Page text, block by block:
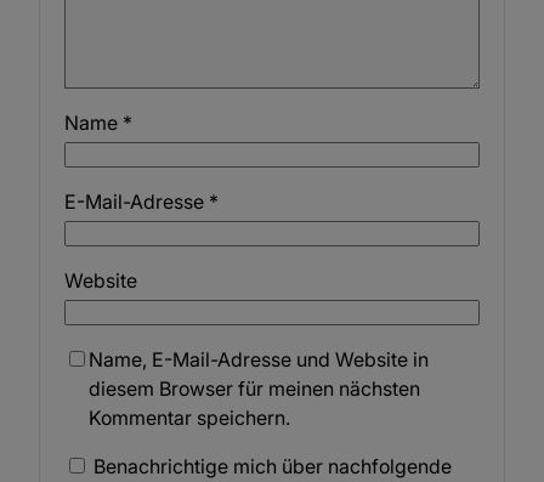
Name *
E-Mail-Adresse *
Website
Name, E-Mail-Adresse und Website in
diesem Browser für meinen nächsten
Kommentar speichern.
Benachrichtige mich über nachfolgende